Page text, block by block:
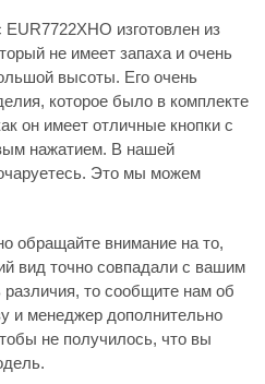
изготовлен из
не имеет запаха и очень
высоты. Его очень
которое было в комплекте
он имеет отличные кнопки с
нажатием. В нашей
Это мы можем
обращайте внимание на то,
вид точно совпадали с вашим
то сообщите нам об
и менеджер дополнительно
не получилось, что вы